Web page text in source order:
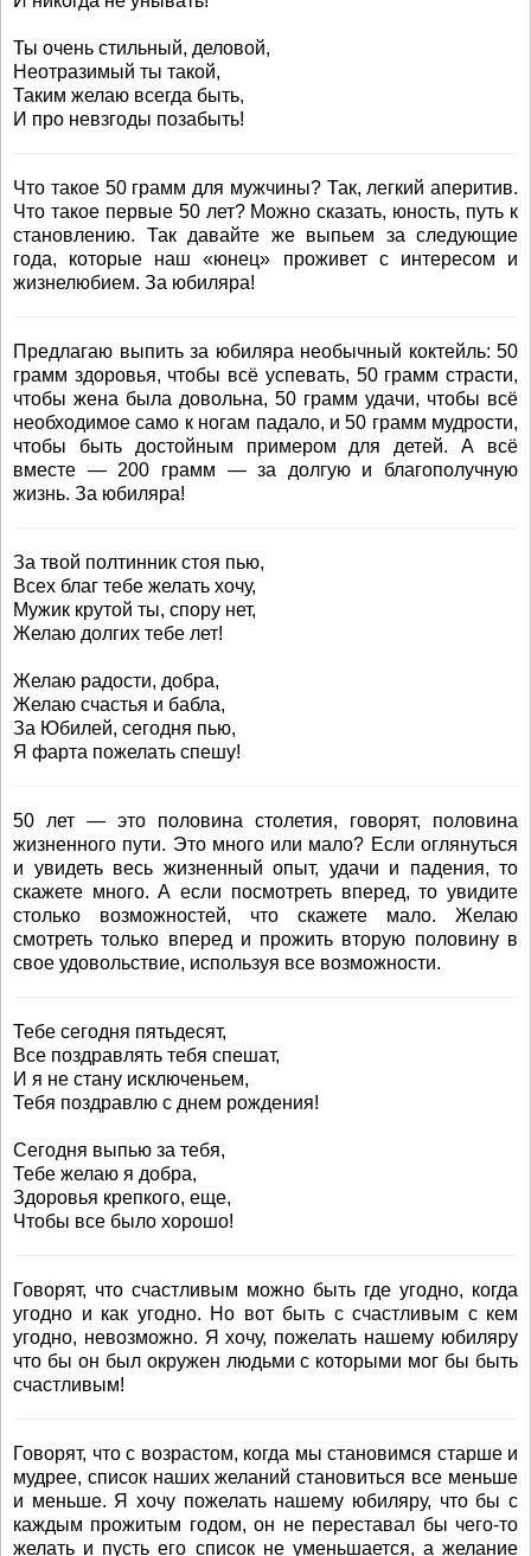
Ты очень стильный, деловой,
Неотразимый ты такой,
Таким желаю всегда быть,
И про невзгоды позабыть!
Что такое 50 грамм для мужчины? Так, легкий аперитив.
Что такое первые 50 лет? Можно сказать, юность, путь к
становлению. Так давайте же выпьем за следующие
года, которые наш «юнец» проживет с интересом и
жизнелюбием. За юбиляра!
Предлагаю выпить за юбиляра необычный коктейль: 50
грамм здоровья, чтобы всё успевать, 50 грамм страсти,
чтобы жена была довольна, 50 грамм удачи, чтобы всё
необходимое само к ногам падало, и 50 грамм мудрости,
чтобы быть достойным примером для детей. А всё
вместе — 200 грамм — за долгую и благополучную
жизнь. За юбиляра!
За твой полтинник стоя пью,
Всех благ тебе желать хочу,
Мужик крутой ты, спору нет,
Желаю долгих тебе лет!
Желаю радости, добра,
Желаю счастья и бабла,
За Юбилей, сегодня пью,
Я фарта пожелать спешу!
50 лет — это половина столетия, говорят, половина
жизненного пути. Это много или мало? Если оглянуться
и увидеть весь жизненный опыт, удачи и падения, то
скажете много. А если посмотреть вперед, то увидите
столько возможностей, что скажете мало. Желаю
смотреть только вперед и прожить вторую половину в
свое удовольствие, используя все возможности.
Тебе сегодня пятьдесят,
Все поздравлять тебя спешат,
И я не стану исключеньем,
Тебя поздравлю с днем рождения!
Сегодня выпью за тебя,
Тебе желаю я добра,
Здоровья крепкого, еще,
Чтобы все было хорошо!
Говорят, что счастливым можно быть где угодно, когда
угодно и как угодно. Но вот быть с счастливым с кем
угодно, невозможно. Я хочу, пожелать нашему юбиляру
что бы он был окружен людьми с которыми мог бы быть
счастливым!
Говорят, что с возрастом, когда мы становимся старше и
мудрее, список наших желаний становиться все меньше
и меньше. Я хочу пожелать нашему юбиляру, что бы с
каждым прожитым годом, он не переставал бы чего-то
желать и пусть его список не уменьшается, а желание